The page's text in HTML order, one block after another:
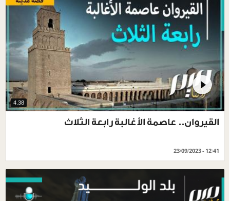
4.38
القيروان.. عاصمة الأغالبة رابعة الثلاث
23/09/2023 - 12:41